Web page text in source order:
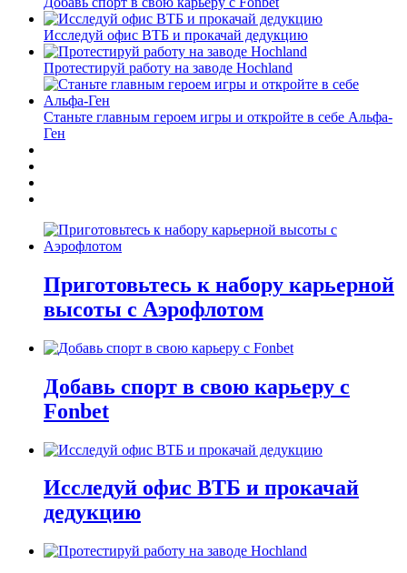
Исследуй офис ВТБ и прокачай дедукцию
Протестируй работу на заводе Hochland
Станьте главным героем игры и откройте в себе Альфа-
Ген
Приготовьтесь к набору карьерной
высоты с Аэрофлотом
Добавь спорт в свою карьеру с
Fonbet
Исследуй офис ВТБ и прокачай
дедукцию